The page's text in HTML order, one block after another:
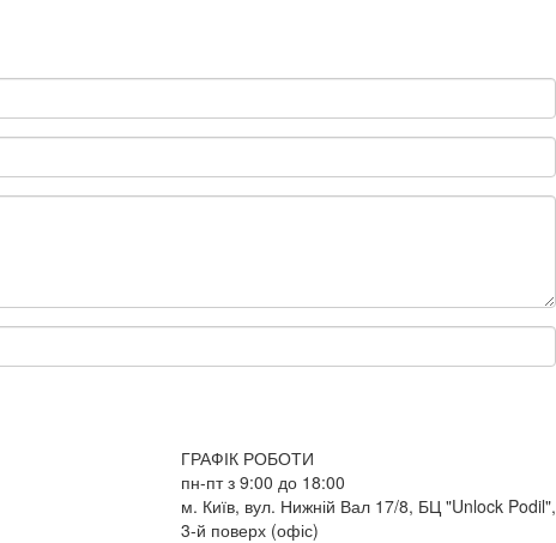
ГРАФІК РОБОТИ
пн-пт з 9:00 до 18:00
м. Київ, вул. Нижній Вал 17/8, БЦ "Unlock Podil",
3-й поверх (офіс)